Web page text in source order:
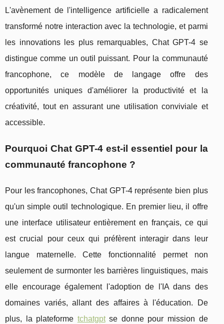
L'avènement de l'intelligence artificielle a radicalement
transformé notre interaction avec la technologie, et parmi
les innovations les plus remarquables, Chat GPT-4 se
distingue comme un outil puissant. Pour la communauté
francophone, ce modèle de langage offre des
opportunités uniques d'améliorer la productivité et la
créativité, tout en assurant une utilisation conviviale et
accessible.
Pourquoi Chat GPT-4 est-il essentiel pour la
communauté francophone ?
Pour les francophones, Chat GPT-4 représente bien plus
qu'un simple outil technologique. En premier lieu, il offre
une interface utilisateur entièrement en français, ce qui
est crucial pour ceux qui préfèrent interagir dans leur
langue maternelle. Cette fonctionnalité permet non
seulement de surmonter les barrières linguistiques, mais
elle encourage également l'adoption de l'IA dans des
domaines variés, allant des affaires à l'éducation. De
plus, la plateforme tchatgptse donne pour mission de